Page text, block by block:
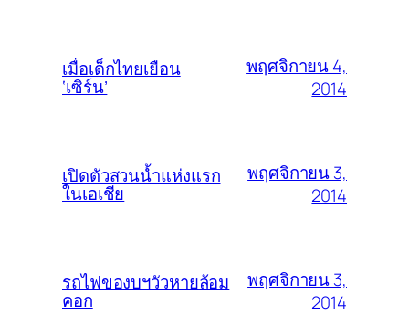
เมื่อเด็กไทยเยือน
‘เซิร์น’
พฤศจิกายน 4,
2014
เปิดตัวสวนน้ำแห่งแรก
ในเอเชีย
พฤศจิกายน 3,
2014
รถไฟของบฯวัวหายล้อม
คอก
พฤศจิกายน 3,
2014